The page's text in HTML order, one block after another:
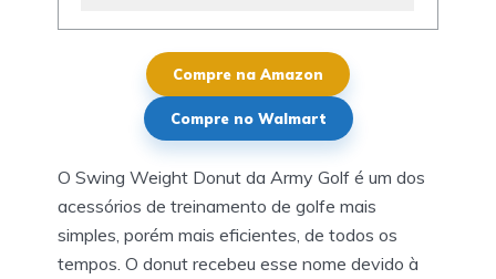
Compre na Amazon
Compre no Walmart
O Swing Weight Donut da Army Golf é um dos
acessórios de treinamento de golfe mais
simples, porém mais eficientes, de todos os
tempos. O donut recebeu esse nome devido à